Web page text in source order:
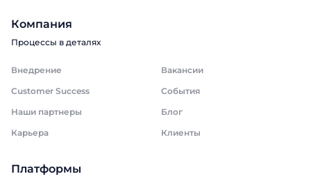
Компания
Процессы в деталях
Внедрение
Вакансии
Customer Success
События
Наши партнеры
Блог
Карьера
Клиенты
Платформы